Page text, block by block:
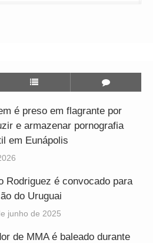
é preso em flagrante por
e armazenar pornografia
em Eunápolis
Rodriguez é convocado para
do Uruguai
junho de 2025
de MMA é baleado durante